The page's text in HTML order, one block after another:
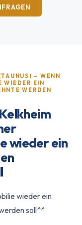
– WENN
WIEDER EIN
WERDEN
wieder ein
wieder ein
soll**